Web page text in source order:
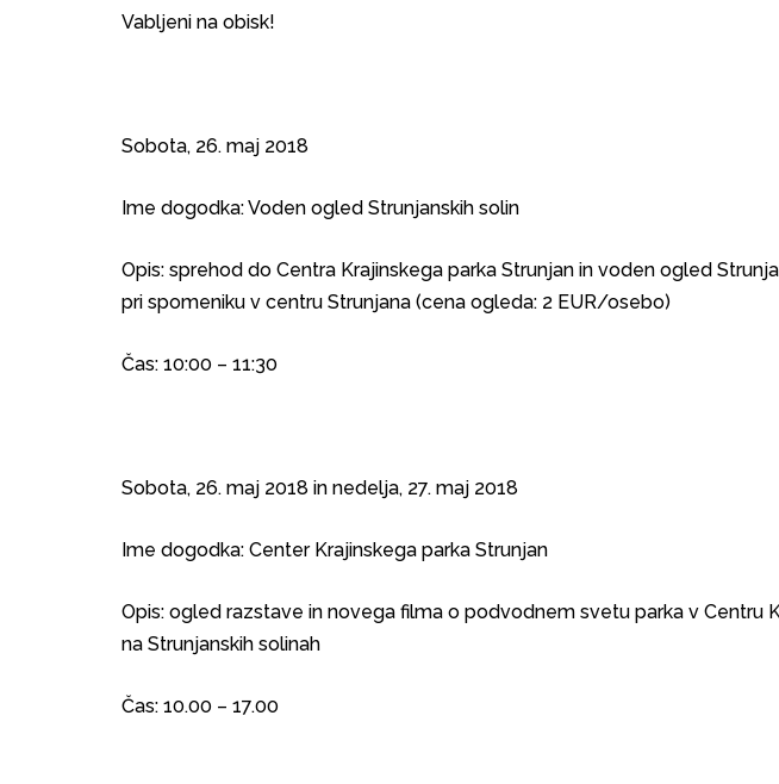
Vabljeni na obisk!
Sobota, 26. maj 2018
Ime dogodka: Voden ogled Strunjanskih solin
Opis: sprehod do Centra Krajinskega parka Strunjan in voden ogled
pri spomeniku v centru Strunjana (cena ogleda: 2 EUR/osebo)
Čas: 10:00 – 11:30
Sobota, 26. maj 2018 in nedelja, 27. maj 2018
Ime dogodka: Center Krajinskega parka Strunjan
Opis: ogled razstave in novega filma o podvodnem svetu parka v Centru
na Strunjanskih solinah
Čas: 10.00 – 17.00